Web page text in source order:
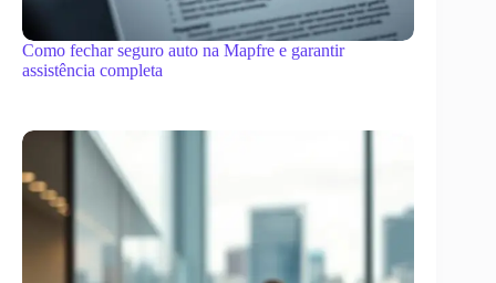
Como fechar seguro auto na Mapfre e garantir
assistência completa